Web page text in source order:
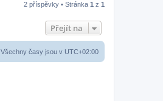
h
2 příspěvky • Stránka 1 z 1
Přejít na
Všechny časy jsou v UTC+02:00